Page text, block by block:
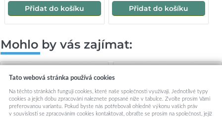
Přidat do košíku Přidat do košíku
Mohlo by vás zajímat:
Tato webová stránka používá cookies
Na těchto stránkách fungují cookies, které naše společnosti využívají. Jednotlivé typy
cookies a jejich dobu zpracování naleznete popsané níže v tabulce. Zvolte prosím Vámi
preferovanou variantu. Pokud byste nás potřebovali ohledně výkonu vašich práv
v souvislosti se zpracováním cookies kontaktovat, obraťte se prosím na společnost, jejíž